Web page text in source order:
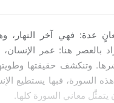
عدة: فهي آخر النهار،
بالعصر هنا: عمر
وتنكشف حقيقتها
السورة، فبها يستطيع
يتمثَّل معاني السورة كلها.